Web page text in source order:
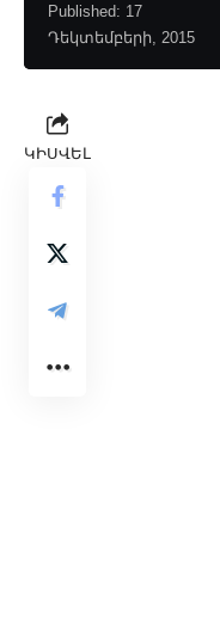
Published: 17
Դեկտեմբերի, 2015
ԿԻՍՎԵԼ